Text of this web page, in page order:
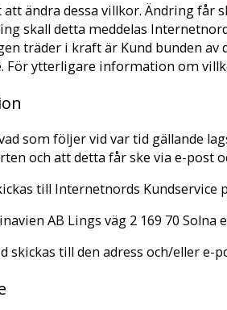
ändra dessa villkor. Ändring får
skall detta meddelas
träder i kraft är Kund bunden
För ytterligare information om
som följer vid var tid gällande
och att detta får ske via e-post
till Internetnords Kundservice
AB Lings väg 2 169 70 Solna
skickas till den adress och/eller